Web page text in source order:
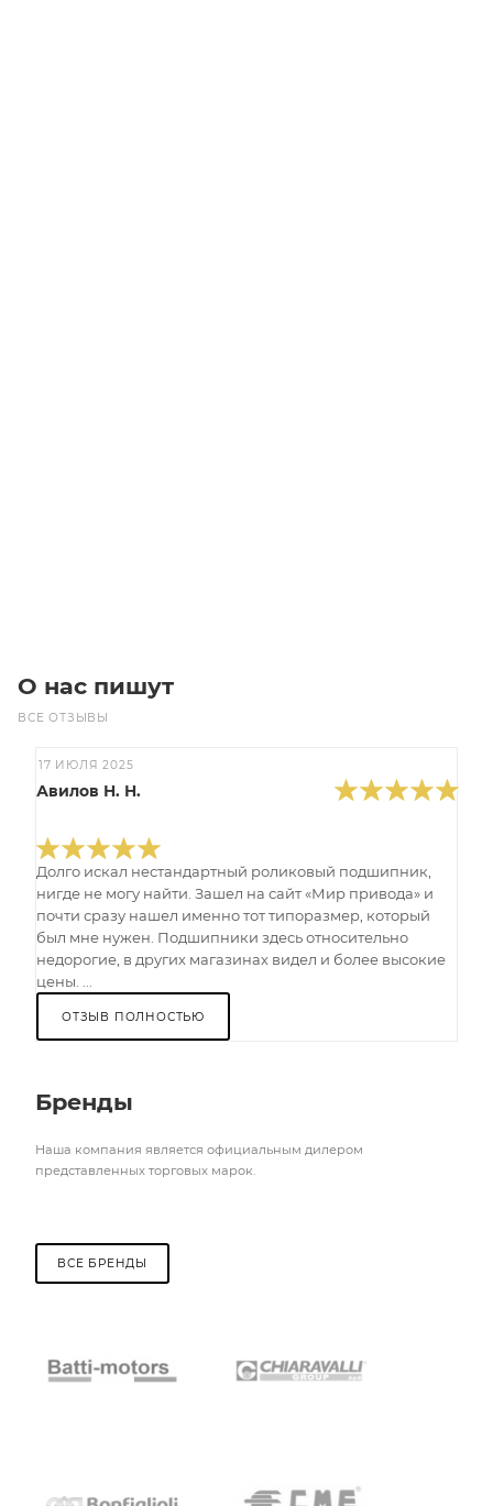
О нас пишут
ВСЕ ОТЗЫВЫ
17 ИЮЛЯ 2025
Авилов Н. Н.
Долго искал нестандартный роликовый подшипник,
нигде не могу найти. Зашел на сайт «Мир привода» и
почти сразу нашел именно тот типоразмер, который
был мне нужен. Подшипники здесь относительно
недорогие, в других магазинах видел и более высокие
цены. ...
ОТЗЫВ ПОЛНОСТЬЮ
Бренды
Наша компания является официальным дилером
представленных торговых марок.
ВСЕ БРЕНДЫ